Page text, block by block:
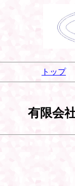
トップ
有限会